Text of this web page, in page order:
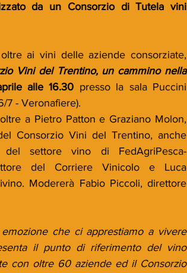
da un Consorzio di Tutela vini
ai vini delle aziende consorziate,
Vini del Trentino, un cammino nella
alle 16.30 presso la sala Puccini
7 - Veronafiere).
a Pietro Patton e Graziano Molon,
Consorzio Vini del Trentino, anche
del settore vino di FedAgriPesca-
del Corriere Vinicolo e Luca
Modererà Fabio Piccoli, direttore
che ci apprestiamo a vivere
il punto di riferimento del vino
con oltre 60 aziende ed il Consorzio